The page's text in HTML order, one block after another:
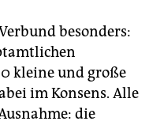
besonders:
kleine und große
im Konsens. Alle
die